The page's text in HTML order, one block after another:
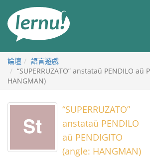
論壇
語言遊戲
“SUPERRUZATO” anstataŭ PENDILO aŭ
HANGMAN)
“SUPERRUZATO”
anstataŭ PENDILO
aŭ PENDIGITO
(angle: HANGMAN)